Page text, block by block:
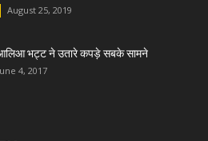
August 25, 2019
भट्ट ने उतारे कपड़े सबके सामने
4, 2017